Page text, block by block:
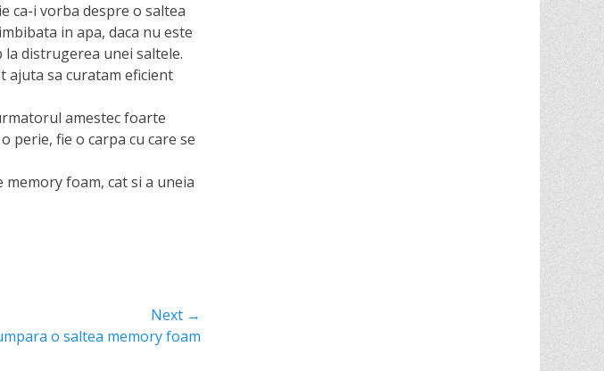
ca-i vorba despre o saltea
in apa, daca nu este
distrugerea unei saltele.
ajuta sa curatam eficient
amestec foarte
perie, fie o carpa cu care se
foam, cat si a uneia
Next →
o saltea memory foam